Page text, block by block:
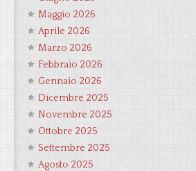
Maggio 2026
Aprile 2026
Marzo 2026
Febbraio 2026
Gennaio 2026
Dicembre 2025
Novembre 2025
Ottobre 2025
Settembre 2025
Agosto 2025